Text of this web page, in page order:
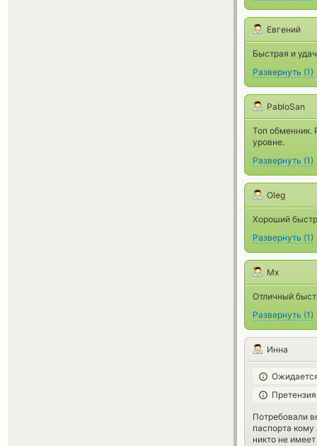
Евгений
Быстрая и
Развернуть (1)
PabloSan
Топ обменник.
уровне.
Развернуть (1)
Oleg
Хороший
Развернуть (1)
Mx
Отличный
Развернуть (1)
Инна
Потребовали
паспорта
никто не